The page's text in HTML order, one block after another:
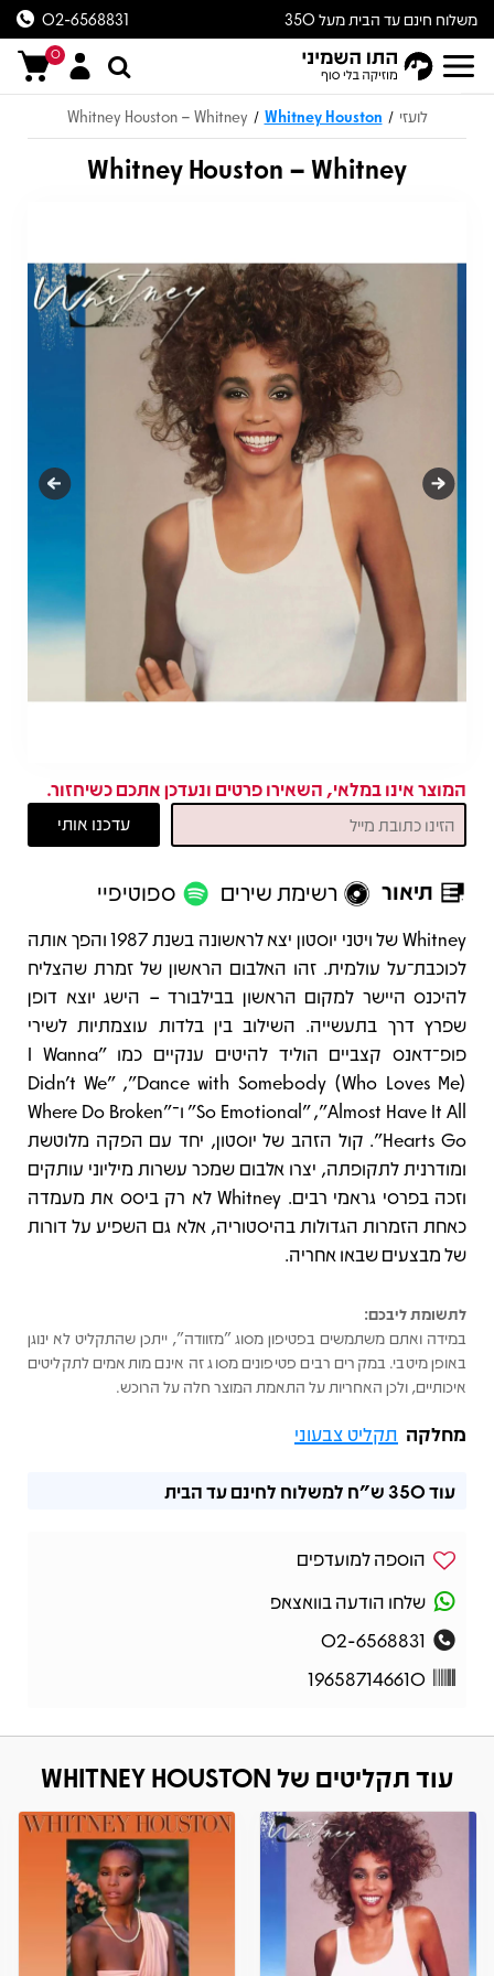
משלוח חינם עד הבית מעל 350
ש״ח
02-6568831
0
לועזי /
Whitney Houston
/
Whitney Houston – Whitney
Whitney Houston – Whitney
המוצר אינו במלאי, השאירו פרטים ונעדכן אתכם כשיחזור.
תיאור רשימת שירים ספוטיפיי
תיאור
Whitney של ויטני יוסטון יצא לראשונה בשנת 1987 והפך אותה
לכוכבת־על עולמית. זהו האלבום הראשון של זמרת שהצליח
להיכנס היישר למקום הראשון בבילבורד – הישג יוצא דופן
שפרץ דרך בתעשייה. השילוב בין בלדות עוצמתיות לשירי
פופ־דאנס קצביים הוליד להיטים ענקיים כמו "I Wanna
Dance with Somebody (Who Loves Me)", ‏"Didn’t We
Almost Have It All", ‏"So Emotional" ו־"Where Do Broken
Hearts Go". קול הזהב של יוסטון, יחד עם הפקה מלוטשת
ומודרנית לתקופתה, יצרו אלבום שמכר עשרות מיליוני עותקים
וזכה בפרסי גראמי רבים. Whitney לא רק ביסס את מעמדה
כאחת הזמרות הגדולות בהיסטוריה, אלא גם השפיע על דורות
של מבצעים שבאו אחריה.
לתשומת ליבכם:
במידה ואתם משתמשים בפטיפון מסוג "מזוודה", ייתכן שהתקליט לא ינוגן
באופן מיטבי. במקרים רבים פטיפונים מסוג זה אינם מותאמים לתקליטים
איכותיים, ולכן האחריות על התאמת המוצר חלה על הרוכש.
מחלקה תקליט צבעוני
עוד350 ש"ח למשלוח לחינם עד הבית
הוספה למועדפים
שלחו הודעה בוואצאפ
02-6568831
196587146610
עוד תקליטים של WHITNEY HOUSTON